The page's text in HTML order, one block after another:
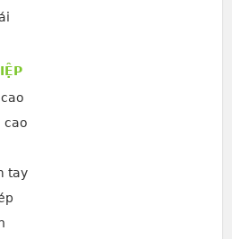
cao
tay